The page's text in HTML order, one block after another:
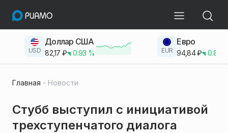
USD
Доллар США
82,17 ₽ 0.93 % EUR
Евро
94,84₽ 0.83
Главная Новости
Стубб выступил с инициативой
трехступенчатого диалога